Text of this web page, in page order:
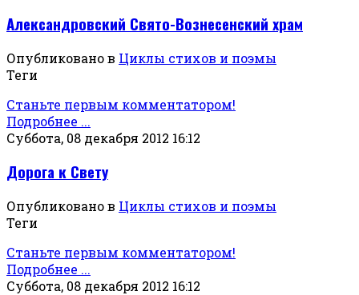
Александровский Свято-Вознесенский храм
Опубликовано в Циклы стихов и поэмы
Теги
Станьте первым комментатором!
Подробнее ...
Суббота, 08 декабря 2012 16:12
Дорога к Свету
Опубликовано в Циклы стихов и поэмы
Теги
Станьте первым комментатором!
Подробнее ...
Суббота, 08 декабря 2012 16:12